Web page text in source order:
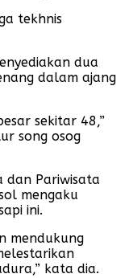
tekhnis
dua
dalam ajang
sekitar 48,”
song osog
dan Pariwisata
mengaku
ini.
mendukung
kata dia.